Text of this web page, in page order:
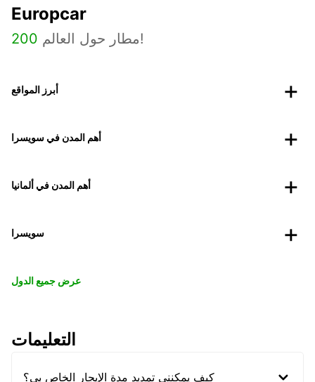
Europcar
200 مطار حول العالم!
أبرز المواقع
أهم المدن في سويسرا
أهم المدن في ألمانيا
سويسرا
عرض جميع الدول
التعليمات
كيف يمكنني تمديد مدة الإيجار الخاص بي؟